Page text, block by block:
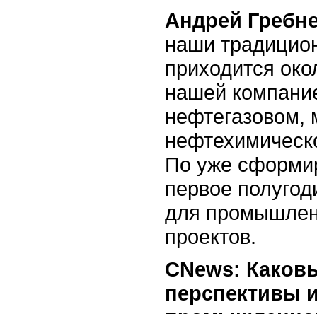
Андрей
наши
приходится
нашей
нефтегазовом,
По уже
первое
для
проектов.
CNews:
перспективы